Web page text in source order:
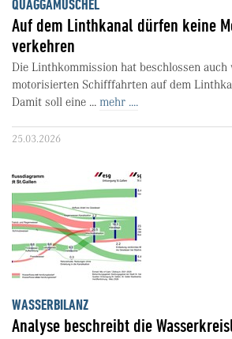
QUAGGAMUSCHEL
Auf dem Linthkanal dürfen keine
verkehren
Die Linthkommission hat beschlossen
motorisierten Schifffahrten auf dem
Damit soll eine ... mehr ....
25.03.2026
WASSERBILANZ
Analyse beschreibt die